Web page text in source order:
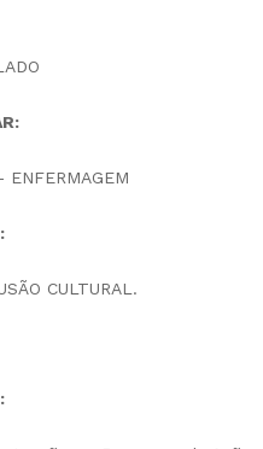
ENFERMAGEM
CULTURAL.